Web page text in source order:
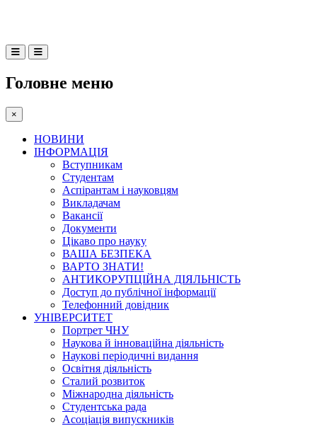
Головне меню
×
НОВИНИ
ІНФОРМАЦІЯ
Вступникам
Студентам
Аспірантам і науковцям
Викладачам
Вакансії
Документи
Цікаво про науку
ВАША БЕЗПЕКА
ВАРТО ЗНАТИ!
АНТИКОРУПЦІЙНА ДІЯЛЬНІСТЬ
Доступ до публічної інформації
Телефонний довідник
УНІВЕРСИТЕТ
Портрет ЧНУ
Наукова й інноваційна діяльність
Наукові періодичні видання
Освітня діяльність
Сталий розвиток
Міжнародна діяльність
Студентська рада
Асоціація випускників